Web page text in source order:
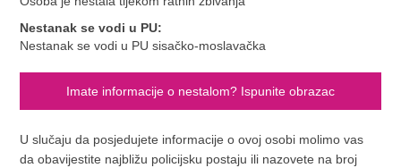
Nestanak se vodi u PU:
Nestanak se vodi u PU sisačko-moslavačka
Imate informacije o nestalom? Ispunite obrazac
U slučaju da posjedujete informacije o ovoj osobi molimo vas
da obavijestite najbližu policijsku postaju ili nazovete na broj